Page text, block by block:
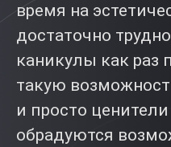
время на
достаточно
каникулы как раз
такую
и просто
обрадуются